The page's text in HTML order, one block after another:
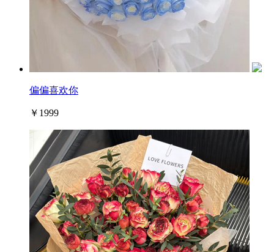
偏偏喜欢你
￥1999